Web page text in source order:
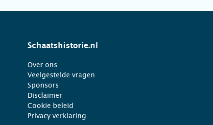
Schaatshistorie.nl
Over ons
Veelgestelde vragen
Sponsors
Disclaimer
Cookie beleid
Privacy verklaring